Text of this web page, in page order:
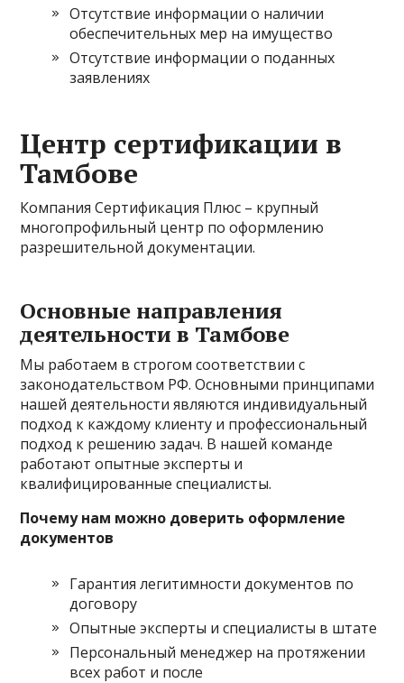
Отсутствие информации о наличии
обеспечительных мер на имущество
Отсутствие информации о поданных
заявлениях
Центр сертификации в
Тамбове
Компания Сертификация Плюс – крупный
многопрофильный центр по оформлению
разрешительной документации.
Основные направления
деятельности в Тамбове
Мы работаем в строгом соответствии с
законодательством РФ. Основными принципами
нашей деятельности являются индивидуальный
подход к каждому клиенту и профессиональный
подход к решению задач. В нашей команде
работают опытные эксперты и
квалифицированные специалисты.
Почему нам можно доверить оформление
документов
Гарантия легитимности документов по
договору
Опытные эксперты и специалисты в штате
Персональный менеджер на протяжении
всех работ и после